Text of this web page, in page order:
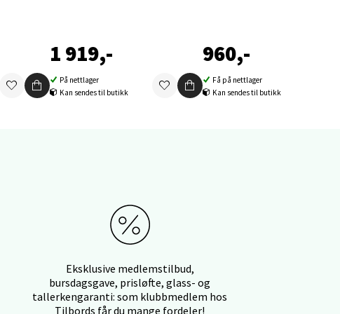
1 919,-
På nettlager
Kan sendes til butikk
960,-
Få på nettlager
Kan sendes til butikk
Eksklusive medlemstilbud,
bursdagsgave, prisløfte, glass- og
tallerkengaranti: som klubbmedlem hos
Tilbords får du mange fordeler!